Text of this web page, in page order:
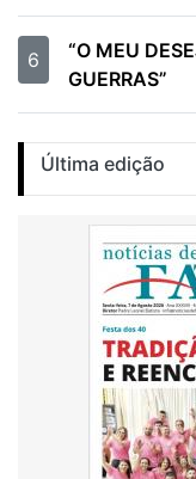
6
“O MEU
GUERRAS”
Última edição